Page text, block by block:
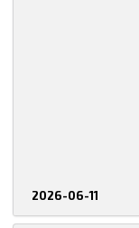
2026-06-11